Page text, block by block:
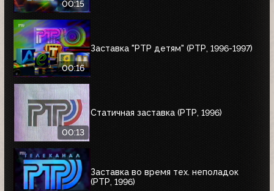
00:15
00:16
Заставка "РТР детям" (РТР, 1996-1997)
00:13
Статичная заставка (РТР, 1996)
Заставка во время тех. неполадок
(РТР, 1996)